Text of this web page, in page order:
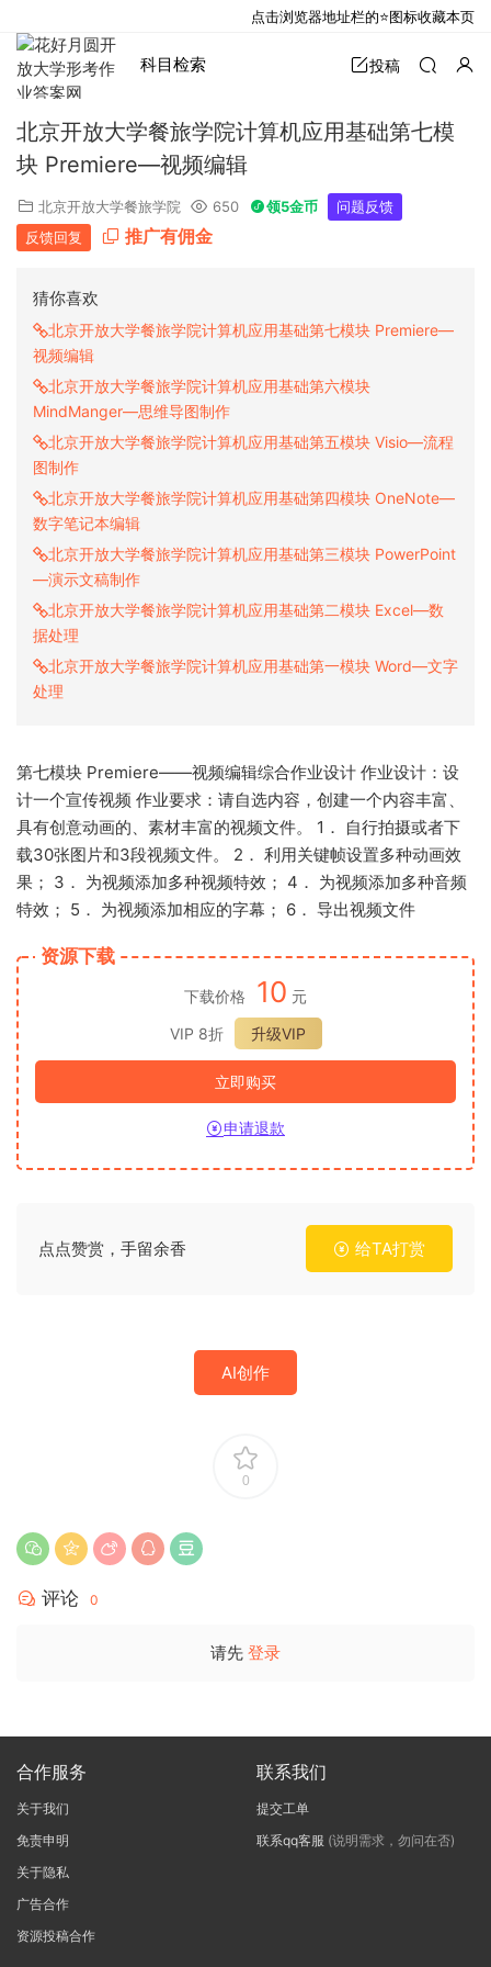
科目检索 投稿
北京开放大学餐旅学院计算机应用基础第七模
块 Premiere—视频编辑
北京开放大学餐旅学院 650 领5金币
问题反馈
反馈回复
推广有佣金
猜你喜欢
北京开放大学餐旅学院计算机应用基础第七模块 Premiere—
视频编辑
北京开放大学餐旅学院计算机应用基础第六模块
MindManger—思维导图制作
北京开放大学餐旅学院计算机应用基础第五模块 Visio—流程
图制作
北京开放大学餐旅学院计算机应用基础第四模块 OneNote—
数字笔记本编辑
北京开放大学餐旅学院计算机应用基础第三模块 PowerPoint
—演示文稿制作
北京开放大学餐旅学院计算机应用基础第二模块 Excel—数
据处理
北京开放大学餐旅学院计算机应用基础第一模块 Word—文字
处理
第七模块 Premiere——视频编辑综合作业设计 作业设计：设
计一个宣传视频 作业要求：请自选内容，创建一个内容丰富、
具有创意动画的、素材丰富的视频文件。 1． 自行拍摄或者下
载30张图片和3段视频文件。 2． 利用关键帧设置多种动画效
果； 3． 为视频添加多种视频特效； 4． 为视频添加多种音频
特效； 5． 为视频添加相应的字幕； 6． 导出视频文件
资源下载
下载价格 10 元
VIP 8折
升级VIP
立即购买
申请退款
点点赞赏，手留余香 给TA打赏
AI创作
0
评论 0
请先 登录
合作服务
关于我们
免责申明
关于隐私
广告合作
资源投稿合作
联系我们
提交工单
联系qq客服 (说明需求，勿问在否)
点击浏览器地址栏的⭐图标收藏本页